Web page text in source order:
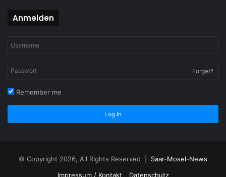
Anmelden
Forget?
Remember me
Log In
© Copyright 2026, All Rights Reserved | Saar-Mosel-News
Impressum / Kontakt
Datenschutz